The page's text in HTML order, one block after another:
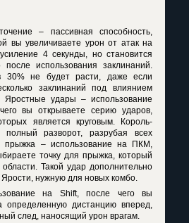
– пассивная способность,
вы увеличиваете урон от атак на
4 секунды, но становится
после использования заклинаний.
30% не будет расти, даже если
заклинаний под влиянием
Яростные удары – использование
вы открываете серию ударов,
является круговым. Король-
полный разворот, разрубая всех
прыжка – использование на ПКМ,
точку для прыжка, который
Такой удар дополнительно
нужную для новых комбо.
на Shift, после чего вы
определенную дистанцию вперед,
след, наносящий урон врагам.